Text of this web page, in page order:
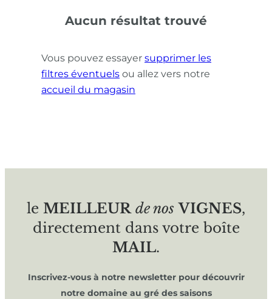
Aucun résultat trouvé
Vous pouvez essayer supprimer les
filtres éventuels ou allez vers notre
accueil du magasin
le MEILLEUR de nos VIGNES,
directement dans votre boîte
MAIL.
Inscrivez-vous à notre newsletter pour découvrir
notre domaine au gré des saisons